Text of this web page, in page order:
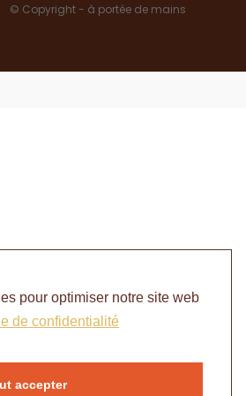
© Copyright - à portée de mains
pour optimiser notre site web
de confidentialité
accepter